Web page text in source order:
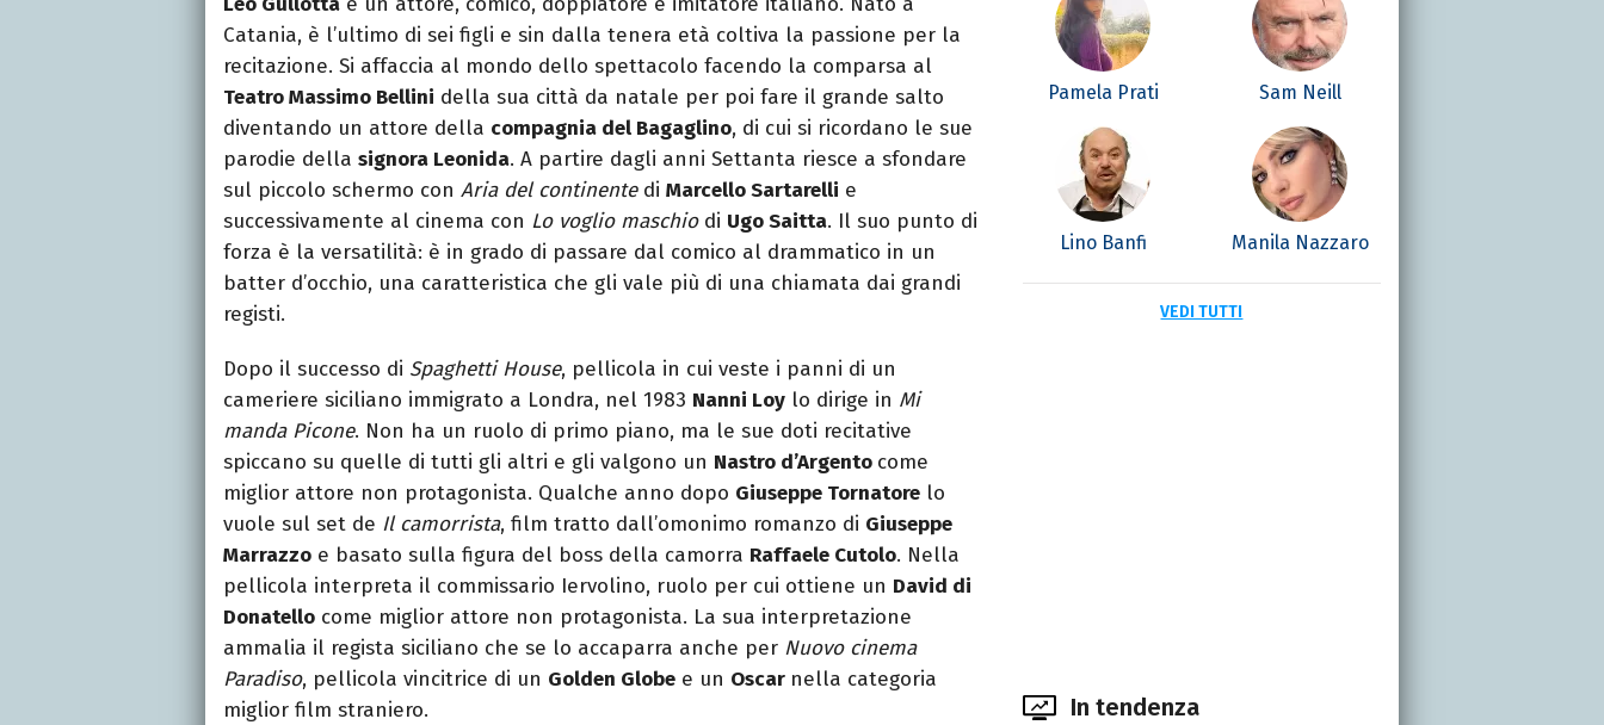
Catania, è l’ultimo di sei figli e sin dalla tenera età coltiva la passione per la
recitazione. Si affaccia al mondo dello spettacolo facendo la comparsa al
Teatro Massimo Bellini della sua città da natale per poi fare il grande salto
diventando un attore della compagnia del Bagaglino, di cui si ricordano le sue
parodie della signora Leonida. A partire dagli anni Settanta riesce a sfondare
sul piccolo schermo con Aria del continentedi Marcello Sartarelli e
successivamente al cinema con Lo voglio maschiodi Ugo Saitta. Il suo punto di
forza è la versatilità: è in grado di passare dal comico al drammatico in un
batter d’occhio, una caratteristica che gli vale più di una chiamata dai grandi
registi.
Dopo il successo di Spaghetti House, pellicola in cui veste i panni di un
cameriere siciliano immigrato a Londra, nel 1983 Nanni Loy lo dirige in Mi
manda Picone. Non ha un ruolo di primo piano, ma le sue doti recitative
spiccano su quelle di tutti gli altri e gli valgono un Nastro d’Argento come
miglior attore non protagonista. Qualche anno dopo Giuseppe Tornatore lo
vuole sul set de Il camorrista, film tratto dall’omonimo romanzo di Giuseppe
Marrazzo e basato sulla figura del boss della camorra Raffaele Cutolo. Nella
pellicola interpreta il commissario Iervolino, ruolo per cui ottiene un David di
Donatello come miglior attore non protagonista. La sua interpretazione
ammalia il regista siciliano che se lo accaparra anche per Nuovo cinema
Paradiso, pellicola vincitrice di un Golden Globe e un Oscar nella categoria
miglior film straniero.
Pamela Prati Sam Neill
Lino Banfi Manila Nazzaro
VEDI TUTTI
In tendenza